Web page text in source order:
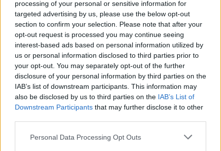
processing of your personal or sensitive information for
targeted advertising by us, please use the below opt-out
section to confirm your selection. Please note that after your
opt-out request is processed you may continue seeing
interest-based ads based on personal information utilized by
us or personal information disclosed to third parties prior to
your opt-out. You may separately opt-out of the further
disclosure of your personal information by third parties on the
IAB’s list of downstream participants. This information may
also be disclosed by us to third parties on the IAB’s List of
Downstream Participants that may further disclose it to other
Personal Data Processing Opt Outs
VIIHDEUUTISET
Sääennuste ulottuu nyt
marraskuulle – tältä näyttää